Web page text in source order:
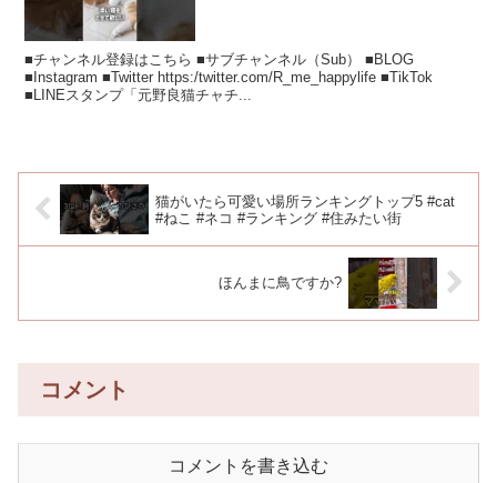
■チャンネル登録はこちら ■サブチャンネル（Sub） ■BLOG
■Instagram ■Twitter https:/twitter.com/R_me_happylife ■TikTok
■LINEスタンプ「元野良猫チャチ...
猫がいたら可愛い場所ランキングトップ5 #cat
#ねこ #ネコ #ランキング #住みたい街
ほんまに鳥ですか?
コメント
コメントを書き込む